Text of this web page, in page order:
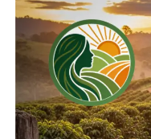
Pequenos negócios da
agricultura familiar
marcam presença na
Feira Sabores do Paraná
22 de novembro, 2024
Em "Paraná"